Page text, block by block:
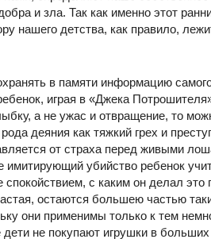
и зла. Так как именно этот
нашего детства, как правило,
в памяти информацию
играя в «Джека
а не ужас и отвращение, то
деяния как тяжкий грех и
от страха перед живыми
убийство ребенок
спокойствием, с каким он делал
остаются большею частью
они применимы только к тем
не покупают игрушки в